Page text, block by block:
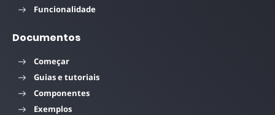
Funcionalidade
Documentos
Começar
Guias e tutoriais
Componentes
Exemplos